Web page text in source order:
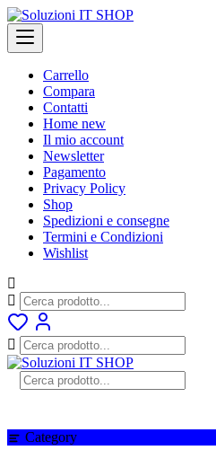
Skip
to
content
Carrello
Compara
Contatti
Home new
Il mio account
Newsletter
Pagamento
Privacy Policy
Shop
Spedizioni e consegne
Termini e Condizioni
Wishlist
Category